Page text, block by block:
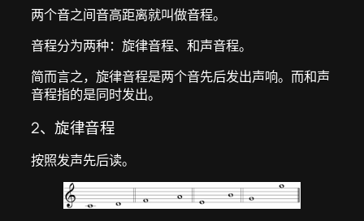
两个音之间音高距离就叫做音程。
音程分为两种：旋律音程、和声音程。
简而言之，旋律音程是两个音先后发出声响。而和声
音程指的是同时发出。
2、旋律音程
按照发声先后读。